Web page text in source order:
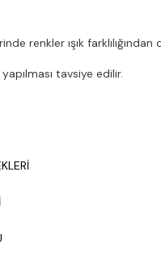
renkler ışık
tavsiye edilir.